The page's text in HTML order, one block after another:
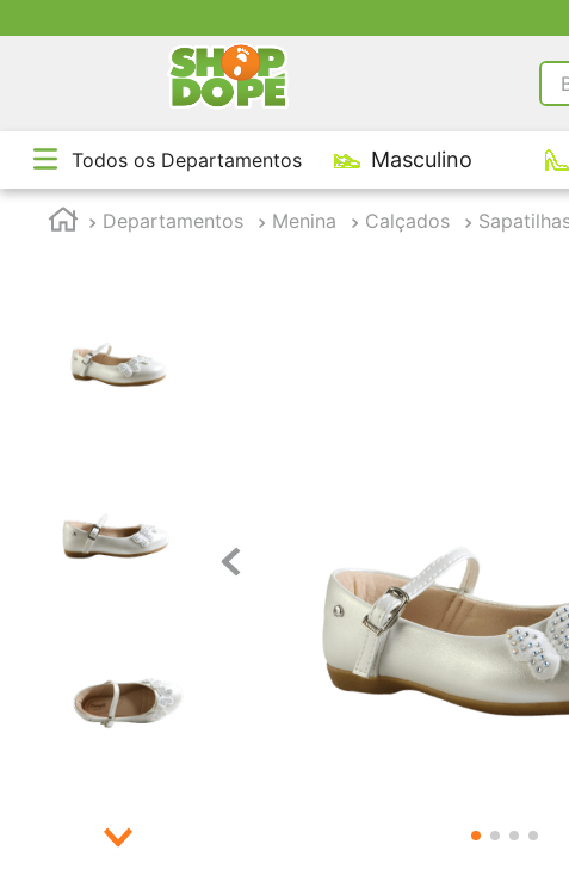
Todos os Departamentos Masculino
Departamentos Menina Calçados